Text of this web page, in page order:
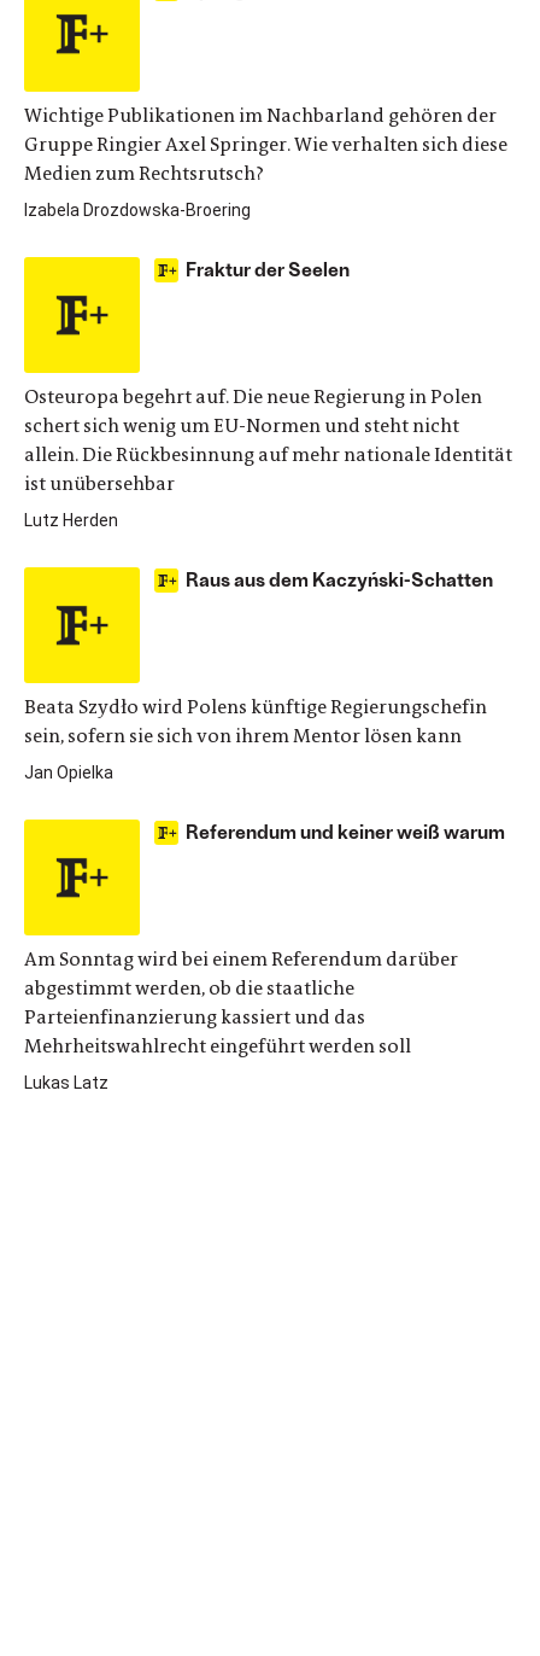
Wichtige Publikationen im Nachbarland gehören der
Gruppe Ringier Axel Springer. Wie verhalten sich diese
Medien zum Rechtsrutsch?
Izabela Drozdowska-Broering
Fraktur der Seelen
Osteuropa begehrt auf. Die neue Regierung in Polen
schert sich wenig um EU-Normen und steht nicht
allein. Die Rückbesinnung auf mehr nationale Identität
ist unübersehbar
Lutz Herden
Raus aus dem Kaczyński-Schatten
Beata Szydło wird Polens künftige Regierungschefin
sein, sofern sie sich von ihrem Mentor lösen kann
Jan Opielka
Referendum und keiner weiß warum
Am Sonntag wird bei einem Referendum darüber
abgestimmt werden, ob die staatliche
Parteienfinanzierung kassiert und das
Mehrheitswahlrecht eingeführt werden soll
Lukas Latz